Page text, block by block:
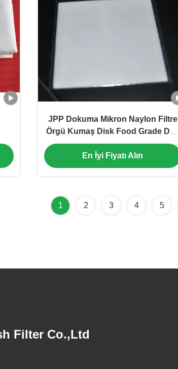
JPP Dokuma Mikron Naylon Filtre
Örgü Kumaş Disk Food Grade Düz
Dokuma
En İyi Fiyatı Alın
1 2 3 4 5
Filter Co.,Ltd